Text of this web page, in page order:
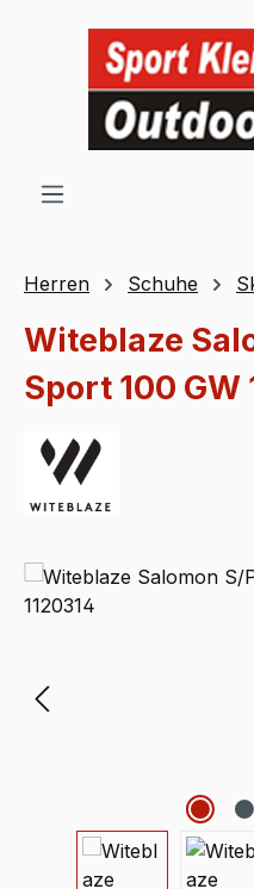
Zum Hauptinhalt springen
Herren Schuhe
Witeblaze
Sport 100 GW
Bildergalerie